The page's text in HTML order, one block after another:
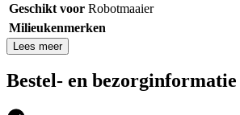
Geschikt voor Robotmaaier
Milieukenmerken
Lees meer
Bestel- en bezorginformatie